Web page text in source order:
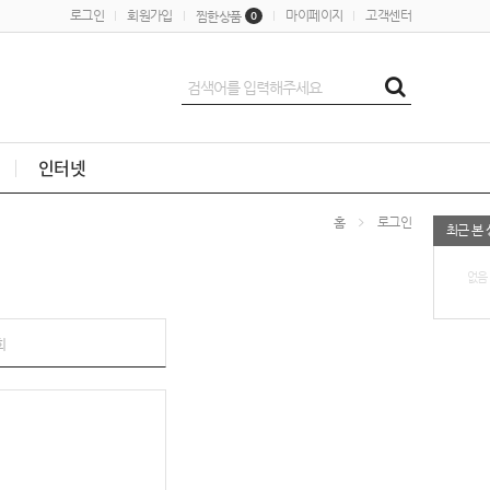
로그인 회원가입 찜한상품 0 마이페이지 고객센터
인터넷
최근 본
없음
홈 로그인